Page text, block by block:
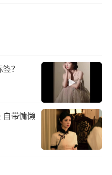
？
自带慵懒